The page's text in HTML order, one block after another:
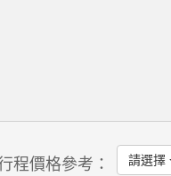
程價格參考： 請選擇